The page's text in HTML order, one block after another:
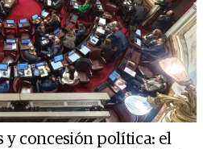
y concesión política: el